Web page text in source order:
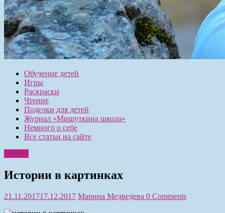
Обучение детей
Игры
Раскраски
Чтение
Поделки для детей
Журнал «Мишуткина школа»
Немного о себе
Все статьи на сайте
Истории в картинках
21.11.201717.12.2017 Марина Медведева 0 Comments